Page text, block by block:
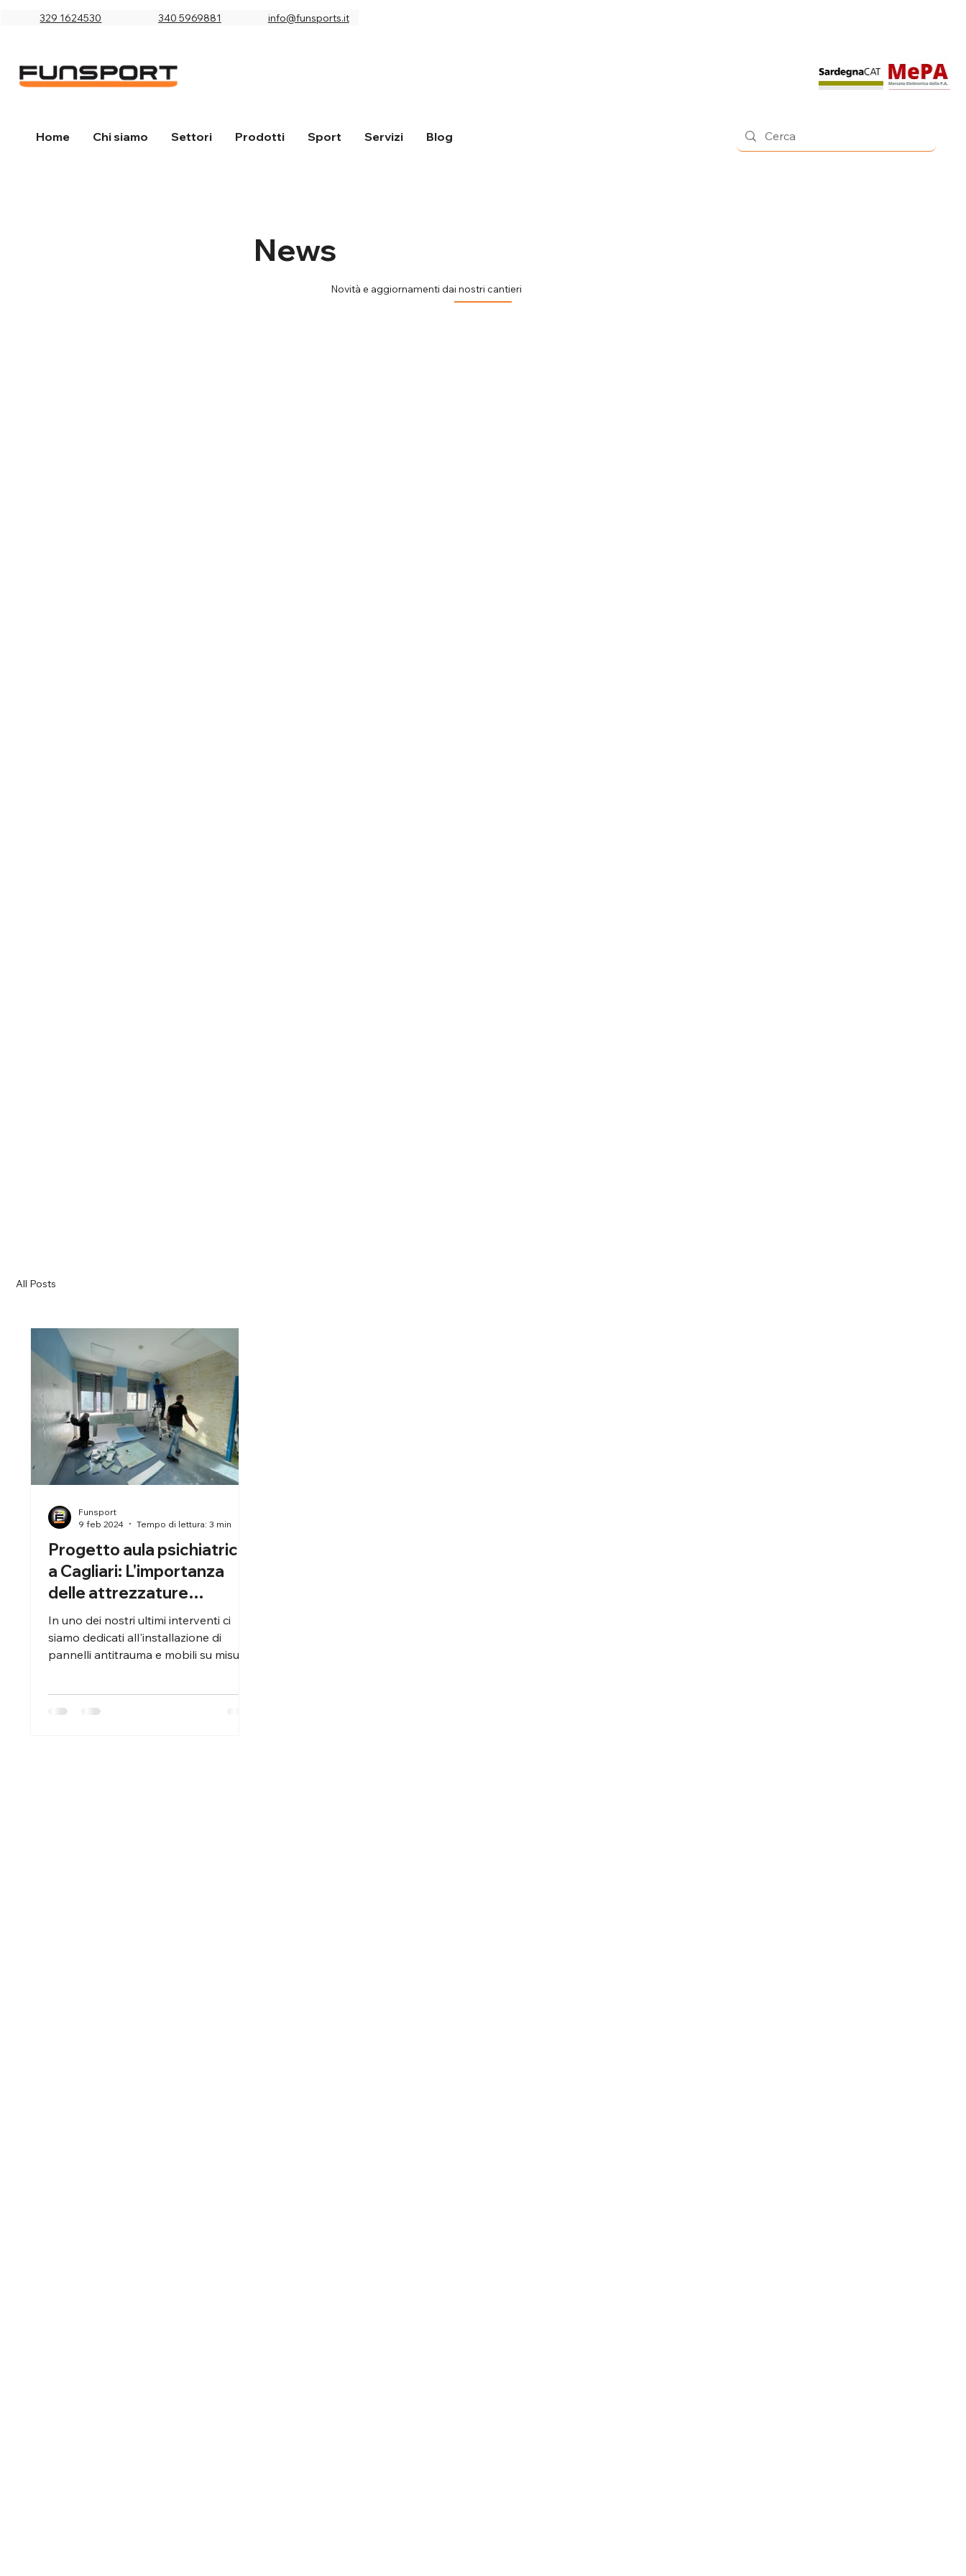
329 1624530 340 5969881 info@funsports.it
Home Chi siamo Settori Prodotti Sport Servizi Blog
News
Novità e aggiornamenti dai nostri cantieri
All Posts
Progetto aula psichiatrica
a Cagliari: L'importanza
delle attrezzature
specialistiche di qualità
In uno dei nostri ultimi interventi ci
siamo dedicati all'installazione di
pannelli antitrauma e mobili su misura
Funsport
9 feb 2024
Tempo di lettura: 3 min